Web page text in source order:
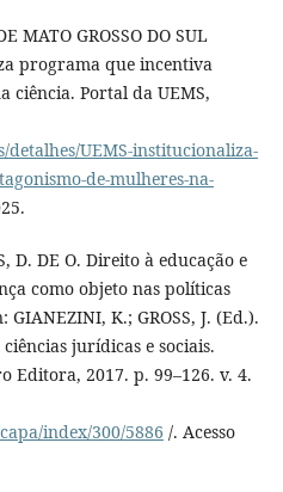
MATO GROSSO DO SUL
programa que incentiva
ciência. Portal da UEMS,
UEMS-institucionaliza-
de-mulheres-na-
D. DE O. Direito à educação e
como objeto nas políticas
K.; GROSS, J. (Ed.).
jurídicas e sociais.
Editora, 2017. p. 99–126. v. 4.
index/300/5886 /. Acesso